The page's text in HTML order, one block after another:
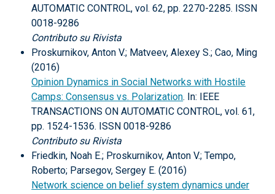
AUTOMATIC CONTROL, vol. 62, pp. 2270-2285. ISSN
0018-9286
Contributo su Rivista
Proskurnikov, Anton V.; Matveev, Alexey S.; Cao, Ming
(2016)
Opinion Dynamics in Social Networks with Hostile
Camps: Consensus vs. Polarization. In: IEEE
TRANSACTIONS ON AUTOMATIC CONTROL, vol. 61,
pp. 1524-1536. ISSN 0018-9286
Contributo su Rivista
Friedkin, Noah E.; Proskurnikov, Anton V.; Tempo,
Roberto; Parsegov, Sergey E. (2016)
Network science on belief system dynamics under